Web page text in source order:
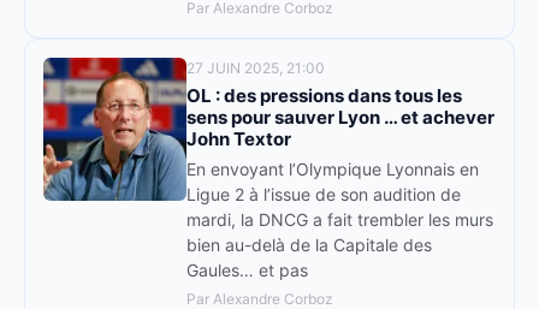
Par Alexandre Corboz
27 JUIN 2025, 21:00
OL : des pressions dans tous les
sens pour sauver Lyon … et achever
John Textor
En envoyant l’Olympique Lyonnais en
Ligue 2 à l’issue de son audition de
mardi, la DNCG a fait trembler les murs
bien au-delà de la Capitale des
Gaules… et pas
Par Alexandre Corboz